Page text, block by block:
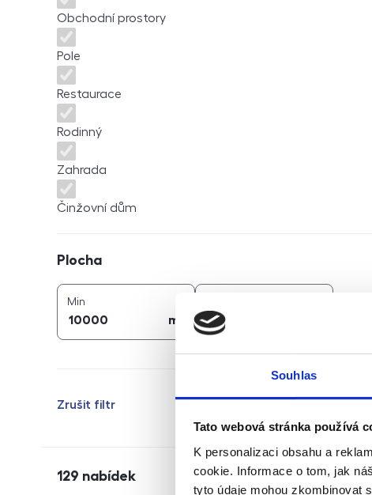
Souhlas
Tato webová stránka používá
K personalizaci obsahu a
cookie. Informace o tom, jak
tyto údaje mohou zkombinovat
Obchodní prostory
Pole
Restaurace
Rodinný
Zahrada
Činžovní dům
Plocha
Min
m
Zrušit filtr
129 nabídek